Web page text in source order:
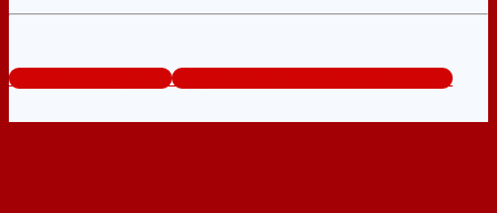
www.bancuathep.com Tổng đài tư vấn miễn phí: 0824.400.400